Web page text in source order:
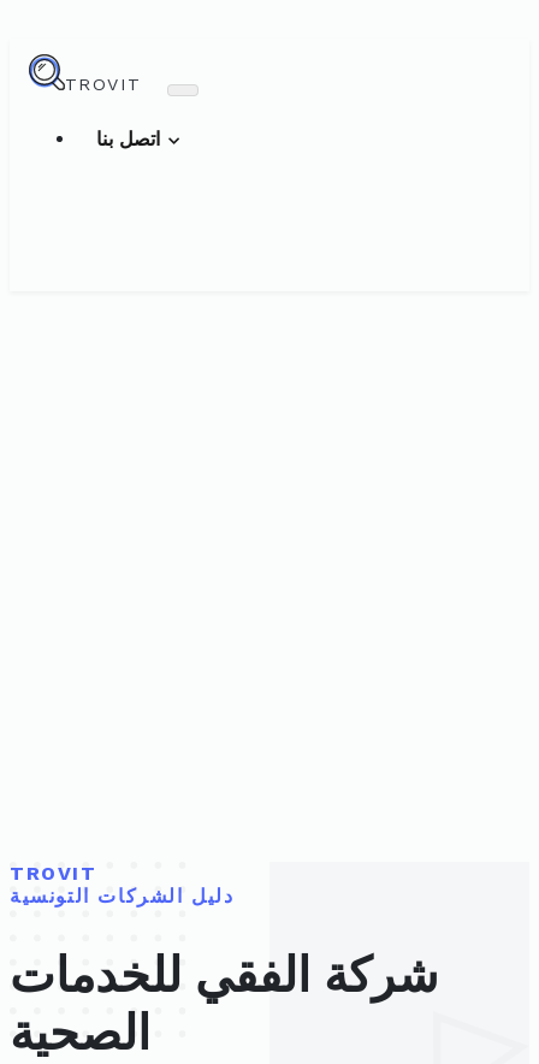
TROVIT
TROVIT
دليل الشركات التونسية
شركة الفقي للخدمات
الصحية